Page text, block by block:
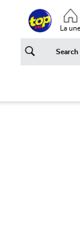
Aller au contenu
La une